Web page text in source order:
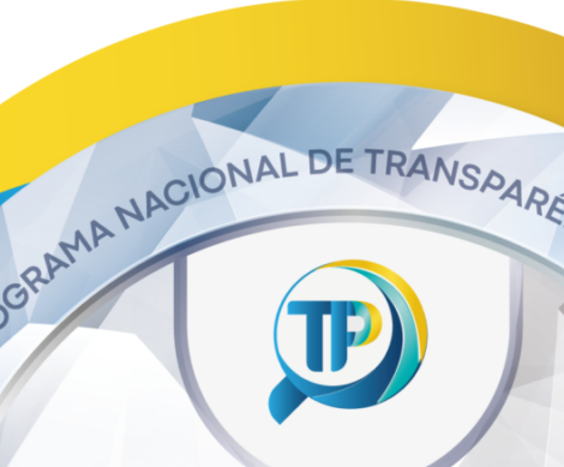
de Água e Esgoto em Rondônia